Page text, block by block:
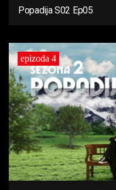
Popadija S02 Ep05
epizoda 4